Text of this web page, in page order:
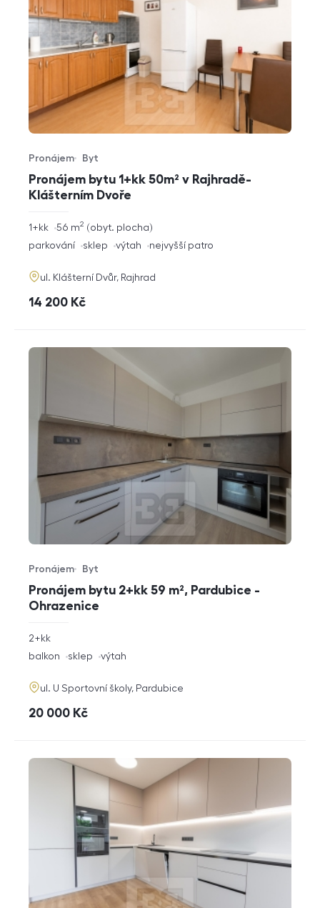
Pronájem bytu 1+kk 50m² v Rajhradě-
Klášterním Dvoře
Typ nabídky
Pronájem
Typ nemovitosti
Byt
rozměry
dispozice
1+kk obyt. plocha
56 m2
funkce
parkování sklep výtah nejvyšší patro
adresa
ul. Klášterní Dvůr, Rajhrad
cena
14 200 Kč
Pronájem bytu 2+kk 59 m², Pardubice -
Ohrazenice
Typ nabídky
Pronájem
Typ nemovitosti
Byt
rozměry
dispozice
2+kk
funkce
balkon sklep výtah
adresa
ul. U Sportovní školy, Pardubice
cena
20 000 Kč